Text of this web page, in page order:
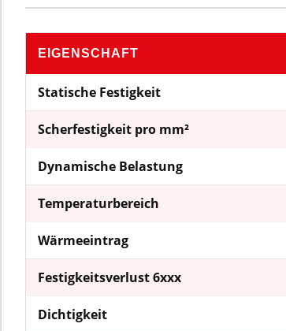
EIGENSCHAFT
Statische Festigkeit
Scherfestigkeit pro mm²
Dynamische Belastung
Temperaturbereich
Wärmeeintrag
Festigkeitsverlust 6xxx
Dichtigkeit